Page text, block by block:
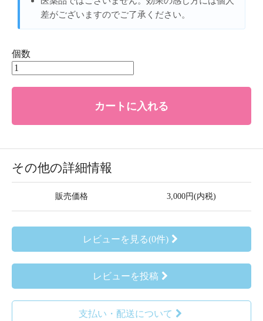
差がございますのでご了承ください。
個数
カートに入れる
その他の詳細情報
販売価格 3,000円(内税)
レビューを見る(0件)
レビューを投稿
支払い・配送について